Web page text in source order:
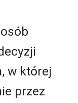
w której
przez